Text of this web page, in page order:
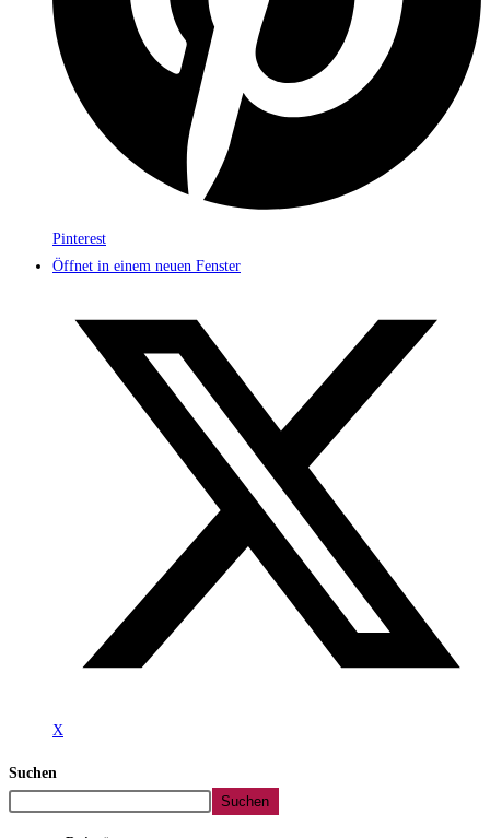
Pinterest
Öffnet in einem neuen Fenster
X
Suchen
Suchen